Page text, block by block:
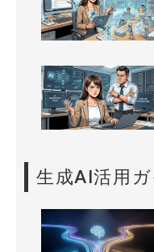
生成AI活用ガ